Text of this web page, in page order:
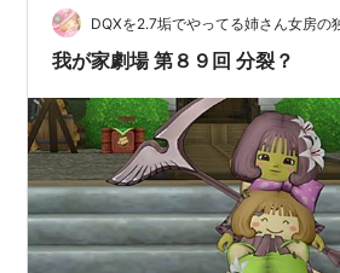
DQXを2.7垢でやってる姉さん女房の
我が家劇場 第８９回 分裂？